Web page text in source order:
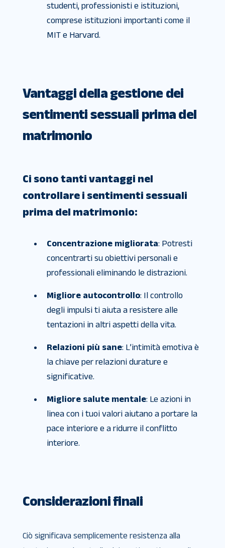
studenti, professionisti e istituzioni,
comprese istituzioni importanti come il
MIT e Harvard.
Vantaggi della gestione dei
sentimenti sessuali prima del
matrimonio
Ci sono tanti vantaggi nel
controllare i sentimenti sessuali
prima del matrimonio:
Concentrazione migliorata: Potresti
concentrarti su obiettivi personali e
professionali eliminando le distrazioni.
Migliore autocontrollo: Il controllo
degli impulsi ti aiuta a resistere alle
tentazioni in altri aspetti della vita.
Relazioni più sane: L’intimità emotiva è
la chiave per relazioni durature e
significative.
Migliore salute mentale: Le azioni in
linea con i tuoi valori aiutano a portare la
pace interiore e a ridurre il conflitto
interiore.
Considerazioni finali
Ciò significava semplicemente resistenza alla